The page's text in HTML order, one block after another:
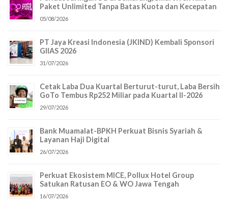
Paket Unlimited Tanpa Batas Kuota dan Kecepatan
05/08/2026
PT Jaya Kreasi Indonesia (JKIND) Kembali Sponsori
GIIAS 2026
31/07/2026
Cetak Laba Dua Kuartal Berturut-turut, Laba Bersih
GoTo Tembus Rp252 Miliar pada Kuartal II-2026
29/07/2026
Bank Muamalat-BPKH Perkuat Bisnis Syariah &
Layanan Haji Digital
26/07/2026
Perkuat Ekosistem MICE, Pollux Hotel Group
Satukan Ratusan EO & WO Jawa Tengah
16/07/2026